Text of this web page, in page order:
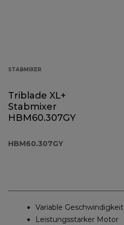
STABMIXER
Triblade XL+
Stabmixer
HBM60.307GY
HBM60.307GY
Variable Geschwindigkeit
Leistungsstarker Motor